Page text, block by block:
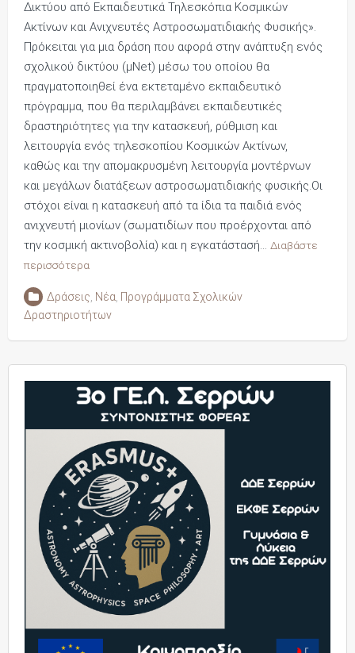
Δικτύου από Εκπαιδευτικά Τηλεσκόπια Κοσμικών
Ακτίνων και Ανιχνευτές Αστροσωματιδιακής Φυσικής».
Πρόκειται για μια δράση που αφορά στην ανάπτυξη ενός
σχολικού δικτύου (μNet) μέσω του οποίου θα
πραγματοποιηθεί ένα εκτεταμένο εκπαιδευτικό
πρόγραμμα, που θα περιλαμβάνει εκπαιδευτικές
δραστηριότητες για την κατασκευή, ρύθμιση και
λειτουργία ενός τηλεσκοπίου Κοσμικών Ακτίνων,
καθώς και την απομακρυσμένη λειτουργία μοντέρνων
και μεγάλων διατάξεων αστροσωματιδιακής φυσικής.Οι
στόχοι είναι η κατασκευή από τα ίδια τα παιδιά ενός
ανιχνευτή μιονίων (σωματιδίων που προέρχονται από
την κοσμική ακτινοβολία) και η εγκατάστασή… Διαβάστε
περισσότερα
Δράσεις Νέα Προγράμματα Σχολικών
Δραστηριοτήτων